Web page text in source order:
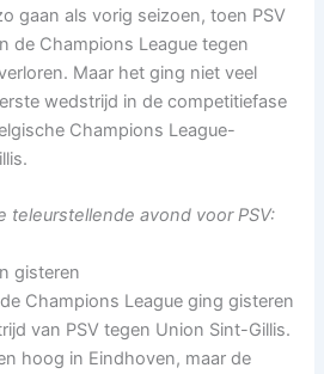
gaan als vorig seizoen, toen PSV
de Champions League tegen
Maar het ging niet veel
wedstrijd in de competitiefase
Champions League-
teleurstellende avond voor PSV:
gisteren
Champions League ging gisteren
van PSV tegen Union Sint-Gillis.
hoog in Eindhoven, maar de